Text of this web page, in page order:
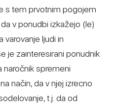
s tem prvotnim pogojem
v ponudbi izkažejo (le)
varovanje ljudi in
je zainteresirani ponudnik
naročnik spremeni
način, da v njej izrecno
t.j. da od